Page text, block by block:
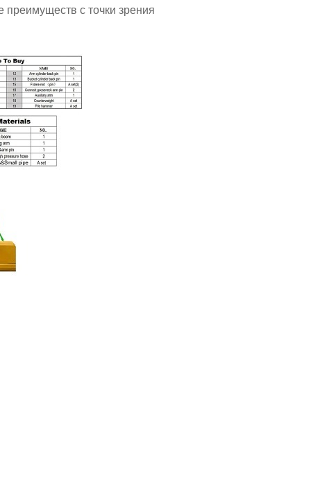
преимуществ с точки зрения